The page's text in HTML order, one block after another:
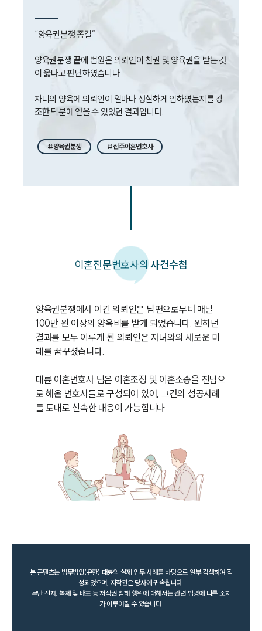
뉴스레터/브로슈어
대륜법률상담예약
“양육권분쟁 종결”
양육권분쟁 끝에 법원은 의뢰인이 친권 및 양육권을 받는 것
이 옳다고 판단하였습니다.
자녀의 양육에 의뢰인이 얼마나 성실하게 임하였는지를 강
조한 덕분에 얻을 수 있었던 결과입니다.
#양육권분쟁 #전주이혼변호사
이혼전문변호사의사건수첩
양육권분쟁에서 이긴 의뢰인은 남편으로부터 매달
100만 원 이상의 양육비를 받게 되었습니다. 원하던
결과를 모두 이루게 된 의뢰인은 자녀와의 새로운 미
래를 꿈꾸셨습니다.
대륜 이혼변호사 팀은 이혼조정 및 이혼소송을 전담으
로 해온 변호사들로 구성되어 있어, 그간의 성공사례
를 토대로 신속한 대응이 가능합니다.
본 콘텐츠는 법무법인(유한) 대륜의 실제 업무 사례를 바탕으로 일부 각색하여 작
성되었으며, 저작권은 당사에 귀속됩니다.
무단 전재, 복제 및 배포 등 저작권 침해 행위에 대해서는 관련 법령에 따른 조치
가 이루어질 수 있습니다.